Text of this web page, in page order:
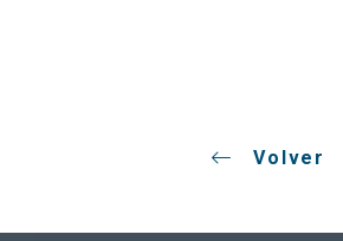
Volver